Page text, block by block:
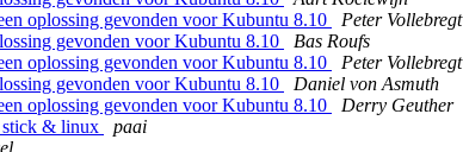
oplossing gevonden voor Kubuntu 8.10
Peter Vollebregt
gevonden voor Kubuntu 8.10
Bas Roufs
oplossing gevonden voor Kubuntu 8.10
Peter Vollebregt
gevonden voor Kubuntu 8.10
Daniel von Asmuth
oplossing gevonden voor Kubuntu 8.10
Derry Geuther
stick & linux
paai